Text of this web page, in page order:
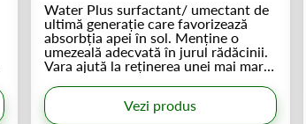
Water Plus surfactant/ umectant de
ultimă generație care favorizează
absorbția apei în sol. Menține o
umezeală adecvată în jurul rădăcinii.
Vara ajută la reținerea unei mai mari
perioadelor ploioase favorizează
drenarea apei în exces.
Vezi produs